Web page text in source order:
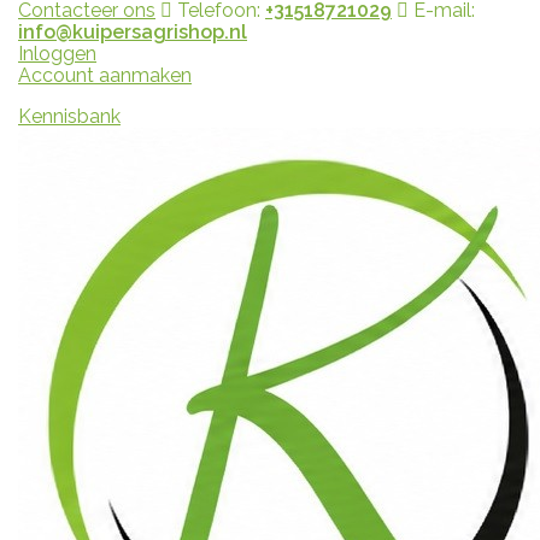
Contacteer ons Telefoon: +31518721029
E-mail:
info@kuipersagrishop.nl
Inloggen
Account aanmaken
Kennisbank